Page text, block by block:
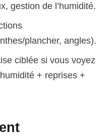
gestion de l’humidité.
plancher, angles).
ciblée si vous voyez
+ reprises +